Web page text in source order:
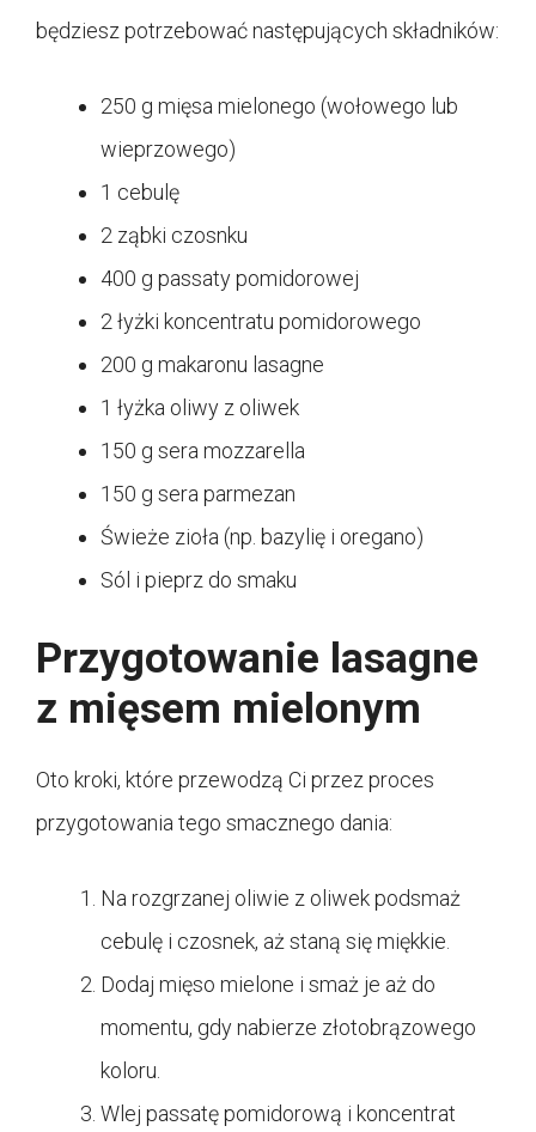
będziesz potrzebować następujących składników:
250 g mięsa mielonego (wołowego lub
wieprzowego)
1 cebulę
2 ząbki czosnku
400 g passaty pomidorowej
2 łyżki koncentratu pomidorowego
200 g makaronu lasagne
1 łyżka oliwy z oliwek
150 g sera mozzarella
150 g sera parmezan
Świeże zioła (np. bazylię i oregano)
Sól i pieprz do smaku
Przygotowanie lasagne
z mięsem mielonym
Oto kroki, które przewodzą Ci przez proces
przygotowania tego smacznego dania:
Na rozgrzanej oliwie z oliwek podsmaż
cebulę i czosnek, aż staną się miękkie.
Dodaj mięso mielone i smaż je aż do
momentu, gdy nabierze złotobrązowego
koloru.
Wlej passatę pomidorową i koncentrat